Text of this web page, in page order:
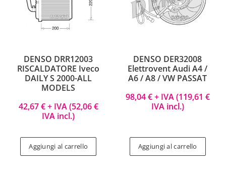
DENSO DRR12003
RISCALDATORE Iveco
DAILY S 2000-ALL
MODELS
42,67€+ IVA (52,06€
IVA incl.)
Aggiungi al carrello
DENSO DER32008
Elettrovent Audi A4 /
A6 / A8 / VW PASSAT
98,04€+ IVA (119,61 €
IVA incl.)
Aggiungi al carrello